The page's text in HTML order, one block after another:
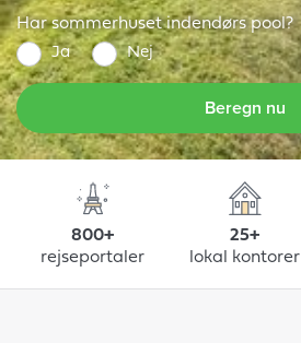
Har sommerhuset indendørs pool?
Ja Nej
Beregn nu
800+
rejseportaler
25+
lokal kontorer